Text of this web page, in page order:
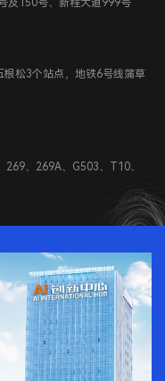
及150号、新程大道999号
松3个站点，地铁6号线蒲草
269、269A、G503、T10、